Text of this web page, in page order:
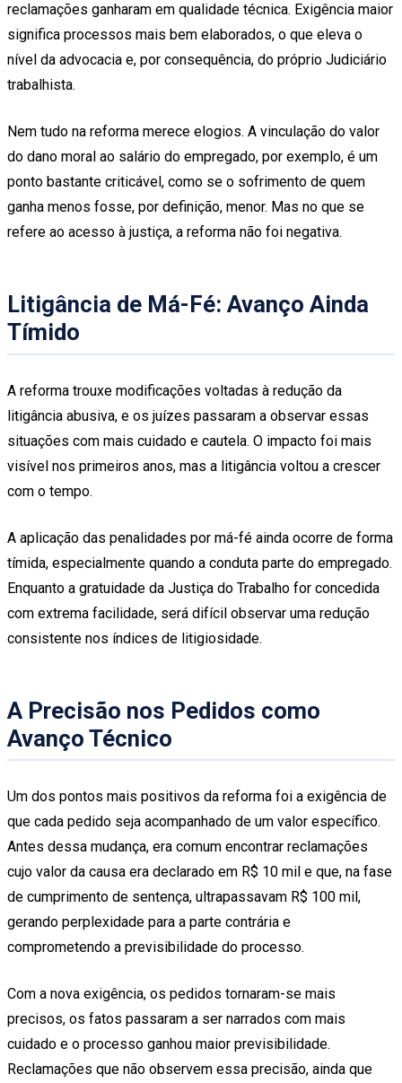
reclamações ganharam em qualidade técnica. Exigência maior
significa processos mais bem elaborados, o que eleva o
nível da advocacia e, por consequência, do próprio Judiciário
trabalhista.
Nem tudo na reforma merece elogios. A vinculação do valor
do dano moral ao salário do empregado, por exemplo, é um
ponto bastante criticável, como se o sofrimento de quem
ganha menos fosse, por definição, menor. Mas no que se
refere ao acesso à justiça, a reforma não foi negativa.
Litigância de Má-Fé: Avanço Ainda
Tímido
A reforma trouxe modificações voltadas à redução da
litigância abusiva, e os juízes passaram a observar essas
situações com mais cuidado e cautela. O impacto foi mais
visível nos primeiros anos, mas a litigância voltou a crescer
com o tempo.
A aplicação das penalidades por má-fé ainda ocorre de forma
tímida, especialmente quando a conduta parte do empregado.
Enquanto a gratuidade da Justiça do Trabalho for concedida
com extrema facilidade, será difícil observar uma redução
consistente nos índices de litigiosidade.
A Precisão nos Pedidos como
Avanço Técnico
Um dos pontos mais positivos da reforma foi a exigência de
que cada pedido seja acompanhado de um valor específico.
Antes dessa mudança, era comum encontrar reclamações
cujo valor da causa era declarado em R$ 10 mil e que, na fase
de cumprimento de sentença, ultrapassavam R$ 100 mil,
gerando perplexidade para a parte contrária e
comprometendo a previsibilidade do processo.
Com a nova exigência, os pedidos tornaram-se mais
precisos, os fatos passaram a ser narrados com mais
cuidado e o processo ganhou maior previsibilidade.
Reclamações que não observem essa precisão, ainda que